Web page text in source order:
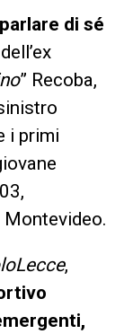
di sé
” Recoba,
i primi
,